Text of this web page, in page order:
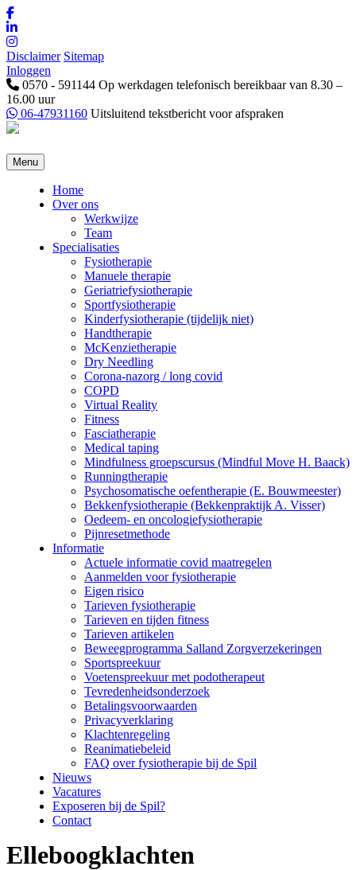
Disclaimer Sitemap
Inloggen
0570 - 591144 Op werkdagen telefonisch bereikbaar van 8.30 –
16.00 uur
06-47931160 Uitsluitend tekstbericht voor afspraken
Menu
Home
Over ons
Werkwijze
Team
Specialisaties
Fysiotherapie
Manuele therapie
Geriatriefysiotherapie
Sportfysiotherapie
Kinderfysiotherapie (tijdelijk niet)
Handtherapie
McKenzietherapie
Dry Needling
Corona-nazorg / long covid
COPD
Virtual Reality
Fitness
Fasciatherapie
Medical taping
Mindfulness groepscursus (Mindful Move H. Baack)
Runningtherapie
Psychosomatische oefentherapie (E. Bouwmeester)
Bekkenfysiotherapie (Bekkenpraktijk A. Visser)
Oedeem- en oncologiefysiotherapie
Pijnresetmethode
Informatie
Actuele informatie covid maatregelen
Aanmelden voor fysiotherapie
Eigen risico
Tarieven fysiotherapie
Tarieven en tijden fitness
Tarieven artikelen
Beweegprogramma Salland Zorgverzekeringen
Sportspreekuur
Voetenspreekuur met podotherapeut
Tevredenheidsonderzoek
Betalingsvoorwaarden
Privacyverklaring
Klachtenregeling
Reanimatiebeleid
FAQ over fysiotherapie bij de Spil
Nieuws
Vacatures
Exposeren bij de Spil?
Contact
Elleboogklachten